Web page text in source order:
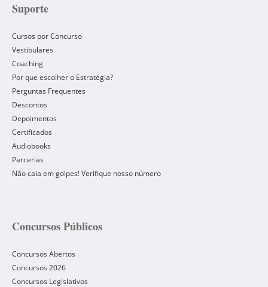
Suporte
Cursos por Concurso
Vestibulares
Coaching
Por que escolher o Estratégia?
Perguntas Frequentes
Descontos
Depoimentos
Certificados
Audiobooks
Parcerias
Não caia em golpes! Verifique nosso número
Concursos Públicos
Concursos Abertos
Concursos 2026
Concursos Legislativos